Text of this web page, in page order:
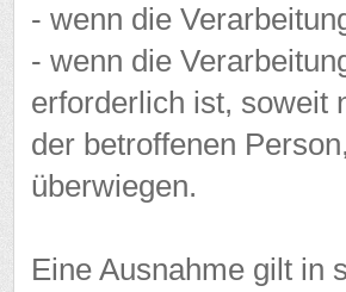
- wenn die
- wenn die
erforderlich ist, soweit
der betroffenen
überwiegen.
Eine Ausnahme gilt in